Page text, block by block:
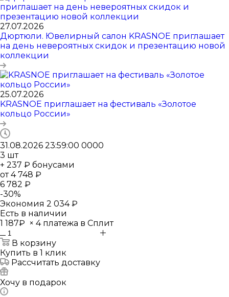
27.07.2026
Дюртюли. Ювелирный салон KRASNOE приглашает
на день невероятных скидок и презентацию новой
коллекции
25.07.2026
KRASNOE приглашает на фестиваль «Золотое
кольцо России»
31.08.2026 23:59:00 0000
3 шт
+ 237 ₽ бонусами
от4 748 ₽
6 782 ₽
-30%
Экономия 2 034 ₽
Есть в наличии
1 187₽ × 4 платежа в Сплит
В корзину
Купить в 1 клик
Рассчитать доставку
Хочу в подарок